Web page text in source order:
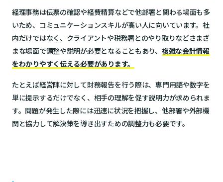
経理事務は伝票の確認や経費精算などで他部署と関わる場面も多
いため、コミュニケーションスキルが高い人に向いています。社
内だけではなく、クライアントや税務署とのやり取りなどさまざ
まな場面で調整や説明が必要となることもあり、 複雑な会計情報
をわかりやすく伝える必要があります。
たとえば経営陣に対して財務報告を行う際は、専門用語や数字を
単に提示するだけでなく、相手の理解を促す説明力が求められま
す。問題が発生した際には迅速に状況を把握し、他部署や外部機
関と協力して解決策を導き出すための調整力も必要です。